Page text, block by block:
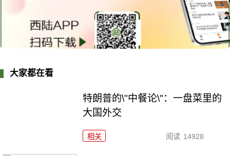
大家都在看
特朗普的\"中餐论\"：一盘菜里的
大国外交
相关 阅读 14928